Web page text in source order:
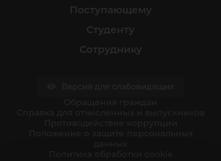
Поступающему
Студенту
Сотруднику